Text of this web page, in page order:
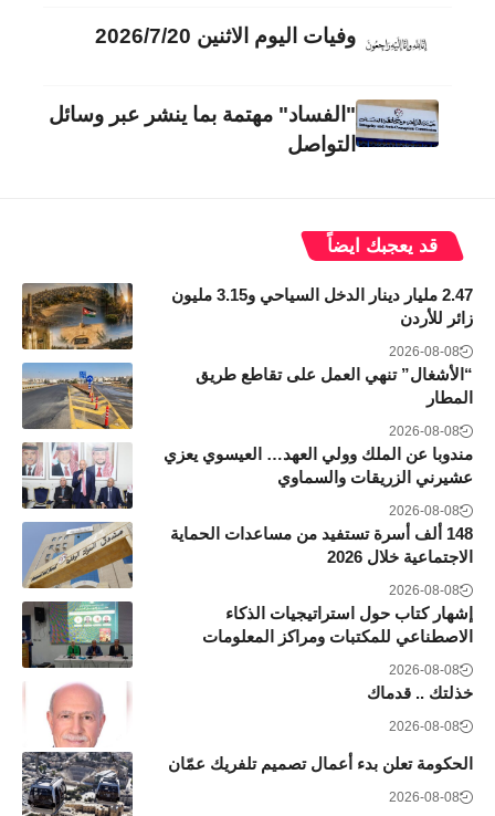
وفيات اليوم الاثنين 2026/7/20
"الفساد" مهتمة بما ينشر عبر وسائل
التواصل
قد يعجبك ايضاً
2.47 مليار دينار الدخل السياحي و3.15 مليون
زائر للأردن
2026-08-08
“الأشغال” تنهي العمل على تقاطع طريق
المطار
2026-08-08
مندوبا عن الملك وولي العهد… العيسوي يعزي
عشيرني الزريقات والسماوي
2026-08-08
148 ألف أسرة تستفيد من مساعدات الحماية
الاجتماعية خلال 2026
2026-08-08
إشهار كتاب حول استراتيجيات الذكاء
الاصطناعي للمكتبات ومراكز المعلومات
2026-08-08
خذلتك .. قدماك
2026-08-08
الحكومة تعلن بدء أعمال تصميم تلفريك عمّان
2026-08-08